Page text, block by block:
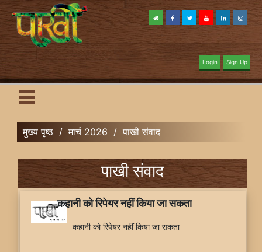
Login Sign Up
मुख्य पृष्ठ / मार्च 2026 / पाखी संवाद
पाखी संवाद
कहानी को रिपेयर नहीं किया जा सकता
कहानी को रिपेयर नहीं किया जा सकता